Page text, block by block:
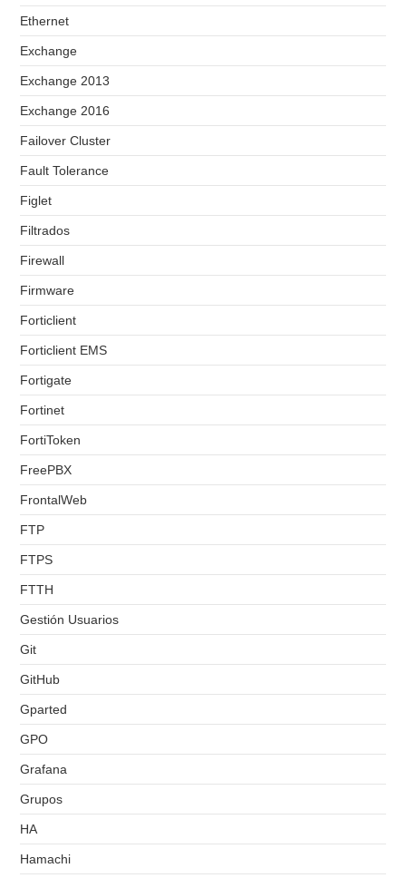
Ethernet
Exchange
Exchange 2013
Exchange 2016
Failover Cluster
Fault Tolerance
Figlet
Filtrados
Firewall
Firmware
Forticlient
Forticlient EMS
Fortigate
Fortinet
FortiToken
FreePBX
FrontalWeb
FTP
FTPS
FTTH
Gestión Usuarios
Git
GitHub
Gparted
GPO
Grafana
Grupos
HA
Hamachi